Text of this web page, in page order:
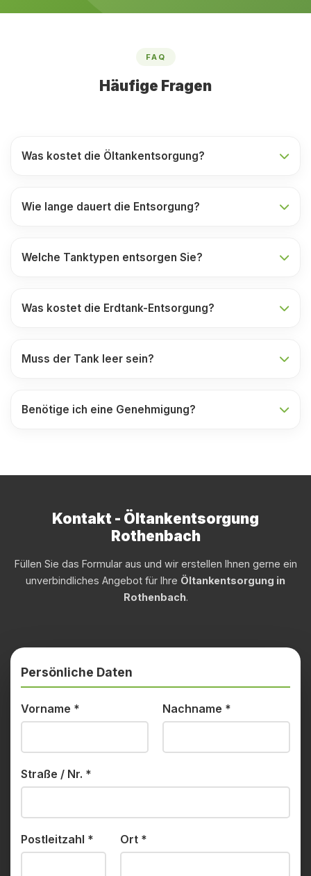
FAQ
Häufige Fragen
Was kostet die Öltankentsorgung?
Wie lange dauert die Entsorgung?
Welche Tanktypen entsorgen Sie?
Was kostet die Erdtank-Entsorgung?
Muss der Tank leer sein?
Benötige ich eine Genehmigung?
Kontakt - Öltankentsorgung
Rothenbach
Füllen Sie das Formular aus und wir erstellen Ihnen gerne ein
unverbindliches Angebot für Ihre Öltankentsorgung in
Rothenbach.
Persönliche Daten
Vorname * Nachname *
Straße / Nr. *
Postleitzahl * Ort *